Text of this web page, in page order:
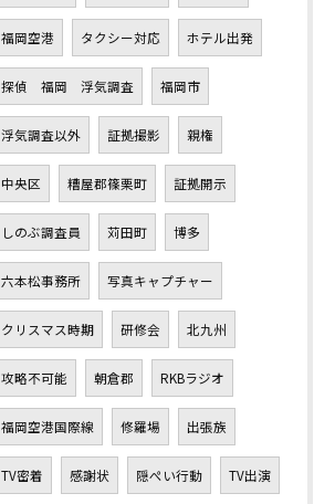
福岡空港 タクシー対応 ホテル出発
探偵 福岡 浮気調査 福岡市
浮気調査以外 証拠撮影 親権
中央区 糟屋郡篠栗町 証拠開示
しのぶ調査員 苅田町 博多
六本松事務所 写真キャプチャー
クリスマス時期 研修会 北九州
攻略不可能 朝倉郡 RKBラジオ
福岡空港国際線 修羅場 出張族
TV密着 感謝状 隠ぺい行動 TV出演